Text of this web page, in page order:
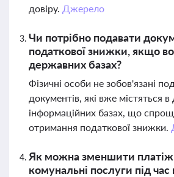
довіру. Джерело
Чи потрібно подавати
податкової знижки, якщо
державних базах?
Фізичні особи не зобов'язані
документів, які вже містяться
інформаційних базах, що
отримання податкової знижки.
Як можна зменшити
комунальні послуги під час